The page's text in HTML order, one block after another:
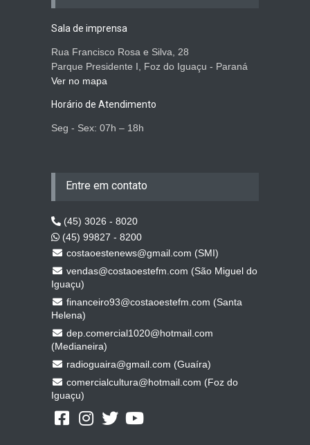
Sala de imprensa
Rua Francisco Rosa e Silva, 28
Parque Presidente I, Foz do Iguaçu - Paraná
Ver no mapa
Horário de Atendimento
Seg - Sex: 07h – 18h
Entre em contato
(45) 3026 - 8020
(45) 99827 - 8200
costaoestenews@gmail.com (SMI)
vendas@costaoestefm.com (São Miguel do
Iguaçu)
financeiro93@costaoestefm.com (Santa
Helena)
dep.comercial1020@hotmail.com
(Medianeira)
radioguaira@gmail.com (Guaíra)
comercialcultura@hotmail.com (Foz do
Iguaçu)